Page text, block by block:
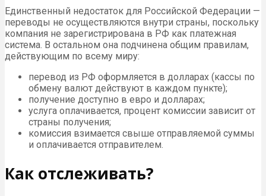
Единственный недостаток для Российской Федерации —
переводы не осуществляются внутри страны, поскольку
компания не зарегистрирована в РФ как платежная
система. В остальном она подчинена общим правилам,
действующим по всему миру:
перевод из РФ оформляется в долларах (кассы по
обмену валют действуют в каждом пункте);
получение доступно в евро и долларах;
услуга оплачивается, процент комиссии зависит от
страны получения;
комиссия взимается свыше отправляемой суммы
и оплачивается отправителем.
Как отслеживать?